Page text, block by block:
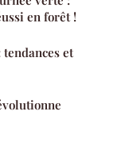
en forêt !
et